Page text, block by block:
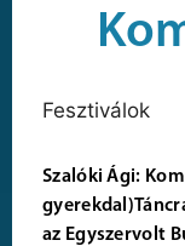
Fesztiválok
Szalóki Ági:
az Egyszervolt